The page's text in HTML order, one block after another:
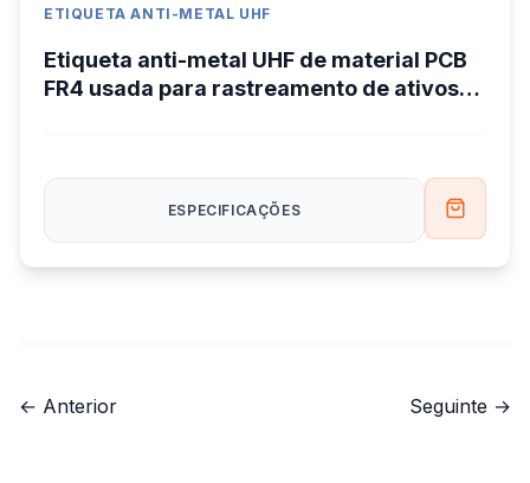
ETIQUETA ANTI-METAL UHF
Etiqueta anti-metal UHF de material PCB
FR4 usada para rastreamento de ativos,
ESPECIFICAÇÕES
← Anterior Seguinte →